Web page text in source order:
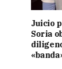
Juicio
Soria